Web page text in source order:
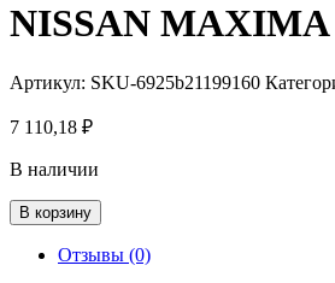
NISSAN
Артикул: SKU-6925b21199160
7 110,18 ₽
В наличии
Количество
товара
NISSAN
В корзину
Отзывы (0)